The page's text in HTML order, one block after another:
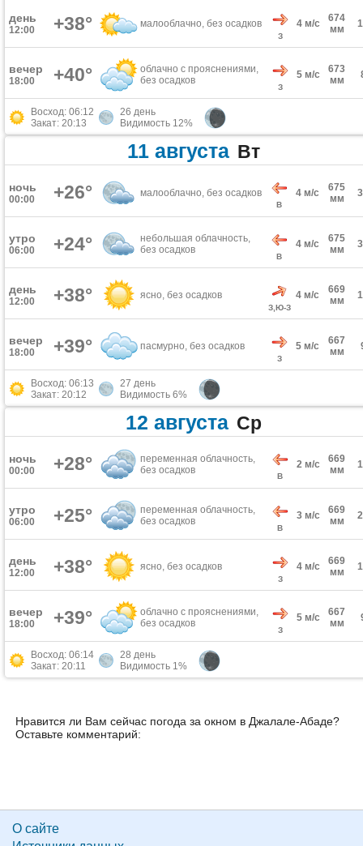
день
12:00 +38° малооблачно, без осадков
З
4 м/с
674
мм
вечер
18:00 +40°
облачно с прояснениями,
без осадков
З
5 м/с
673
мм
Восход: 06:12
Закат: 20:13
26 день
Видимость 12%
11 августа Вт
ночь
00:00 +26° малооблачно, без осадков
В
4 м/с
675
мм
утро
06:00 +24°
небольшая облачность,
без осадков
В
4 м/с
675
мм
день
12:00 +38° ясно, без осадков
З,Ю-З
4 м/с
669
мм
вечер
18:00 +39° пасмурно, без осадков
З
5 м/с
667
мм
Восход: 06:13
Закат: 20:12
27 день
Видимость 6%
12 августа Ср
ночь
00:00 +28°
переменная облачность,
без осадков
В
2 м/с
669
мм
утро
06:00 +25°
переменная облачность,
без осадков
В
3 м/с
669
мм
день
12:00 +38° ясно, без осадков
З
4 м/с
669
мм
вечер
18:00 +39°
облачно с прояснениями,
без осадков
З
5 м/с
667
мм
Восход: 06:14
Закат: 20:11
28 день
Видимость 1%
Нравится ли Вам сейчас погода за окном в Джалале-Абаде?
Оставьте комментарий:
О сайте